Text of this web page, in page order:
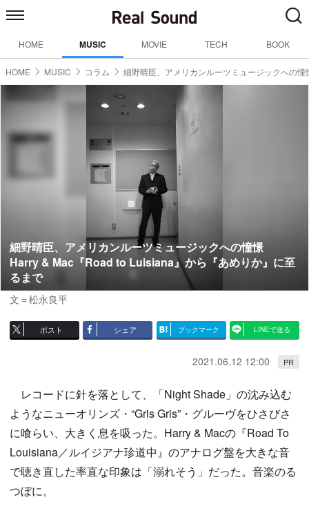
HOME MUSIC MOVIE TECH BOOK
HOME MUSIC コラム 細野晴臣、アメリカンルーツミュージックへの憧
細野晴臣、アメリカンルーツミュージックへの憧憬
Harry & Mac『Road to Luisiana』から『あめりか』に至
るまで
文＝松永良平
ポスト シェア ブックマーク LINEで送る
2021.06.12 12:00 PR
レコードに針を落として、「Night Shade」の沈み込む
ようなニューオリンズ・“Gris Gris”・グルーヴをひさびさ
に喰らい、大きく息を吸った。Harry & Macの『Road To
Louisiana／ルイジアナ珍道中』のアナログ盤を大きな音
で聴き直した率直な印象は「溺れそう」だった。音楽のる
つぼに。